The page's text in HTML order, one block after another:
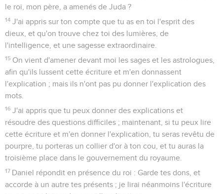
le roi, mon père, a amenés de Juda ?
14 J'ai appris sur ton compte que tu as en toi l'esprit des
dieux, et qu'on trouve chez toi des lumières, de
l'intelligence, et une sagesse extraordinaire.
15 On vient d'amener devant moi les sages et les astrologues,
afin qu'ils lussent cette écriture et m'en donnassent
l'explication ; mais ils n'ont pas pu donner l'explication des
mots.
16 J'ai appris que tu peux donner des explications et
résoudre des questions difficiles ; maintenant, si tu peux lire
cette écriture et m'en donner l'explication, tu seras revêtu de
pourpre, tu porteras un collier d'or à ton cou, et tu auras la
troisième place dans le gouvernement du royaume.
17 Daniel répondit en présence du roi : Garde tes dons, et
accorde à un autre tes présents ; je lirai néanmoins l'écriture